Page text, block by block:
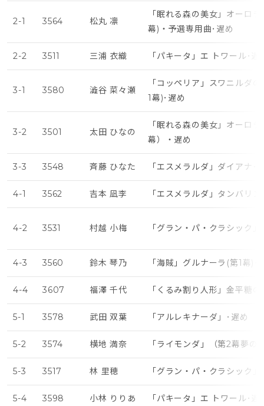
2-1 3564 松丸 凛
「眠れる森の美女」オーロ
幕)・予選専用曲･遅め
2-2 3511 三浦 衣織 「パキータ」エ トワール･遅
3-1 3580 澁谷 菜々瀬
「コッペリア」スワニルダ
1幕)･遅め
3-2 3501 太田 ひなの
「眠れる森の美女」オーロ
幕）・遅め
3-3 3548 斉藤 ひなた 「エスメラルダ」ダイアナ･
4-1 3562 吉本 凪李 「エスメラルダ」タンバリ
4-2 3531 村越 小梅 「グラン・パ・クラシック
4-3 3560 鈴木 琴乃 「海賊」グルナーラ(第1幕)･
4-4 3607 福澤 千代 「くるみ割り人形」金平糖
5-1 3578 武田 双葉 「アルレキナーダ」･遅め
5-2 3574 横地 満奈 「ライモンダ」（第2幕夢の
5-3 3517 林 里穂 「グラン・パ・クラシック
5-4 3598 小林 りりあ 「パキータ」エ トワール･遅